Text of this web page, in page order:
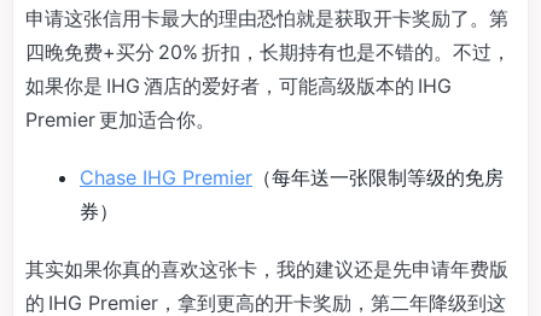
申请这张信用卡最大的理由恐怕就是获取开卡奖励了。第
四晚免费+买分 20% 折扣，长期持有也是不错的。不过，
如果你是 IHG 酒店的爱好者，可能高级版本的 IHG
Premier 更加适合你。
Chase IHG Premier （每年送一张限制等级的免房
券）
其实如果你真的喜欢这张卡，我的建议还是先申请年费版
的 IHG Premier，拿到更高的开卡奖励，第二年降级到这